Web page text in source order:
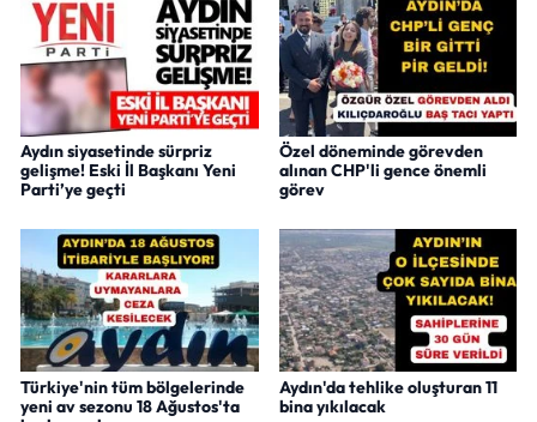
Aydın siyasetinde sürpriz
gelişme! Eski İl Başkanı Yeni
Parti’ye geçti
Özel döneminde görevden
alınan CHP'li gence önemli
görev
Türkiye'nin tüm bölgelerinde
yeni av sezonu 18 Ağustos'ta
Aydın'da tehlike oluşturan 11
bina yıkılacak